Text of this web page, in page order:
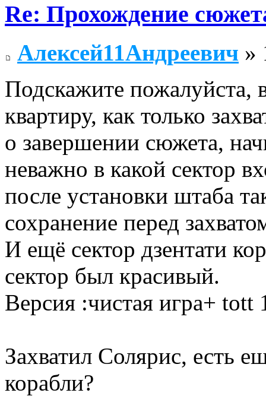
Re: Прохождение
Алексей11Андреевич »
Подскажите пожалуйста,
квартиру, как только
о завершении сюжета,
неважно в какой сектор
после установки штаба
сохранение перед
И ещё сектор дзентати
сектор был красивый.
Версия :чистая игра+ tott
Захватил Солярис, есть
корабли?